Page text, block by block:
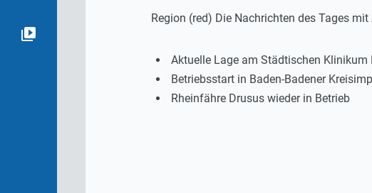
Region (red) Die Nachrichten des Tages
Aktuelle Lage am Städtischen Klinikum
Betriebsstart in Baden-Badener
Rheinfähre Drusus wieder in Betrieb